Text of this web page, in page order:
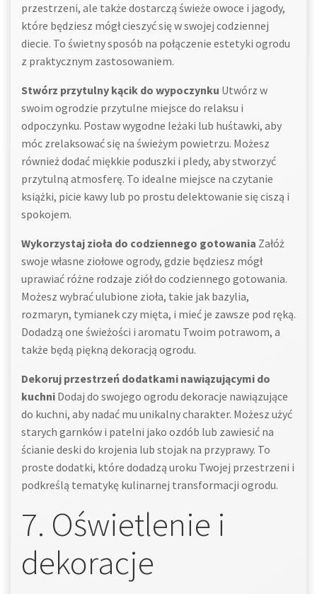
przestrzeni, ale także dostarczą świeże owoce i jagody,
które będziesz mógł cieszyć się w swojej codziennej
diecie. To świetny sposób na połączenie estetyki ogrodu
z praktycznym zastosowaniem.
Stwórz przytulny kącik do wypoczynku Utwórz w
swoim ogrodzie przytulne miejsce do relaksu i
odpoczynku. Postaw wygodne leżaki lub huśtawki, aby
móc zrelaksować się na świeżym powietrzu. Możesz
również dodać miękkie poduszki i pledy, aby stworzyć
przytulną atmosferę. To idealne miejsce na czytanie
książki, picie kawy lub po prostu delektowanie się ciszą i
spokojem.
Wykorzystaj zioła do codziennego gotowania Załóż
swoje własne ziołowe ogrody, gdzie będziesz mógł
uprawiać różne rodzaje ziół do codziennego gotowania.
Możesz wybrać ulubione zioła, takie jak bazylia,
rozmaryn, tymianek czy mięta, i mieć je zawsze pod ręką.
Dodadzą one świeżości i aromatu Twoim potrawom, a
także będą piękną dekoracją ogrodu.
Dekoruj przestrzeń dodatkami nawiązującymi do
kuchni Dodaj do swojego ogrodu dekoracje nawiązujące
do kuchni, aby nadać mu unikalny charakter. Możesz użyć
starych garnków i patelni jako ozdób lub zawiesić na
ścianie deski do krojenia lub stojak na przyprawy. To
proste dodatki, które dodadzą uroku Twojej przestrzeni i
podkreślą tematykę kulinarnej transformacji ogrodu.
7. Oświetlenie i
dekoracje